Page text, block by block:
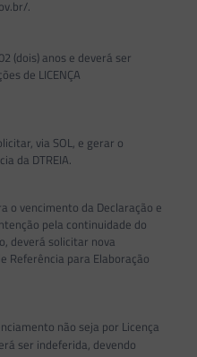
.
(dois) anos e deverá ser
de LICENÇA
via SOL, e gerar o
da DTREIA.
vencimento da Declaração e
pela continuidade do
deverá solicitar nova
Referência para Elaboração
não seja por Licença
ser indeferida, devendo